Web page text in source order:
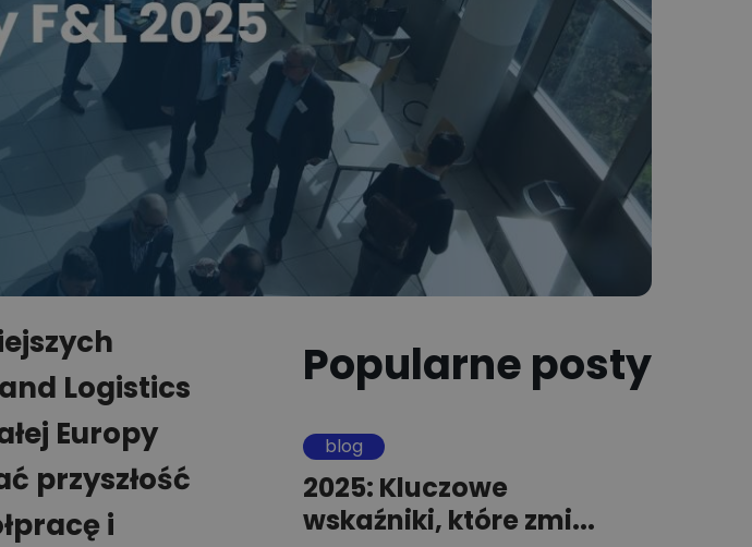
Logistics
Europy
przyszłość
i
Popularne posty
blog
2025: Kluczowe
wskaźniki, które zmi...